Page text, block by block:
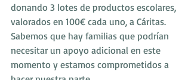
donando 3 lotes de productos escolares,
valorados en 100€ cada uno, a Cáritas.
Sabemos que hay familias que podrían
necesitar un apoyo adicional en este
momento y estamos comprometidos a